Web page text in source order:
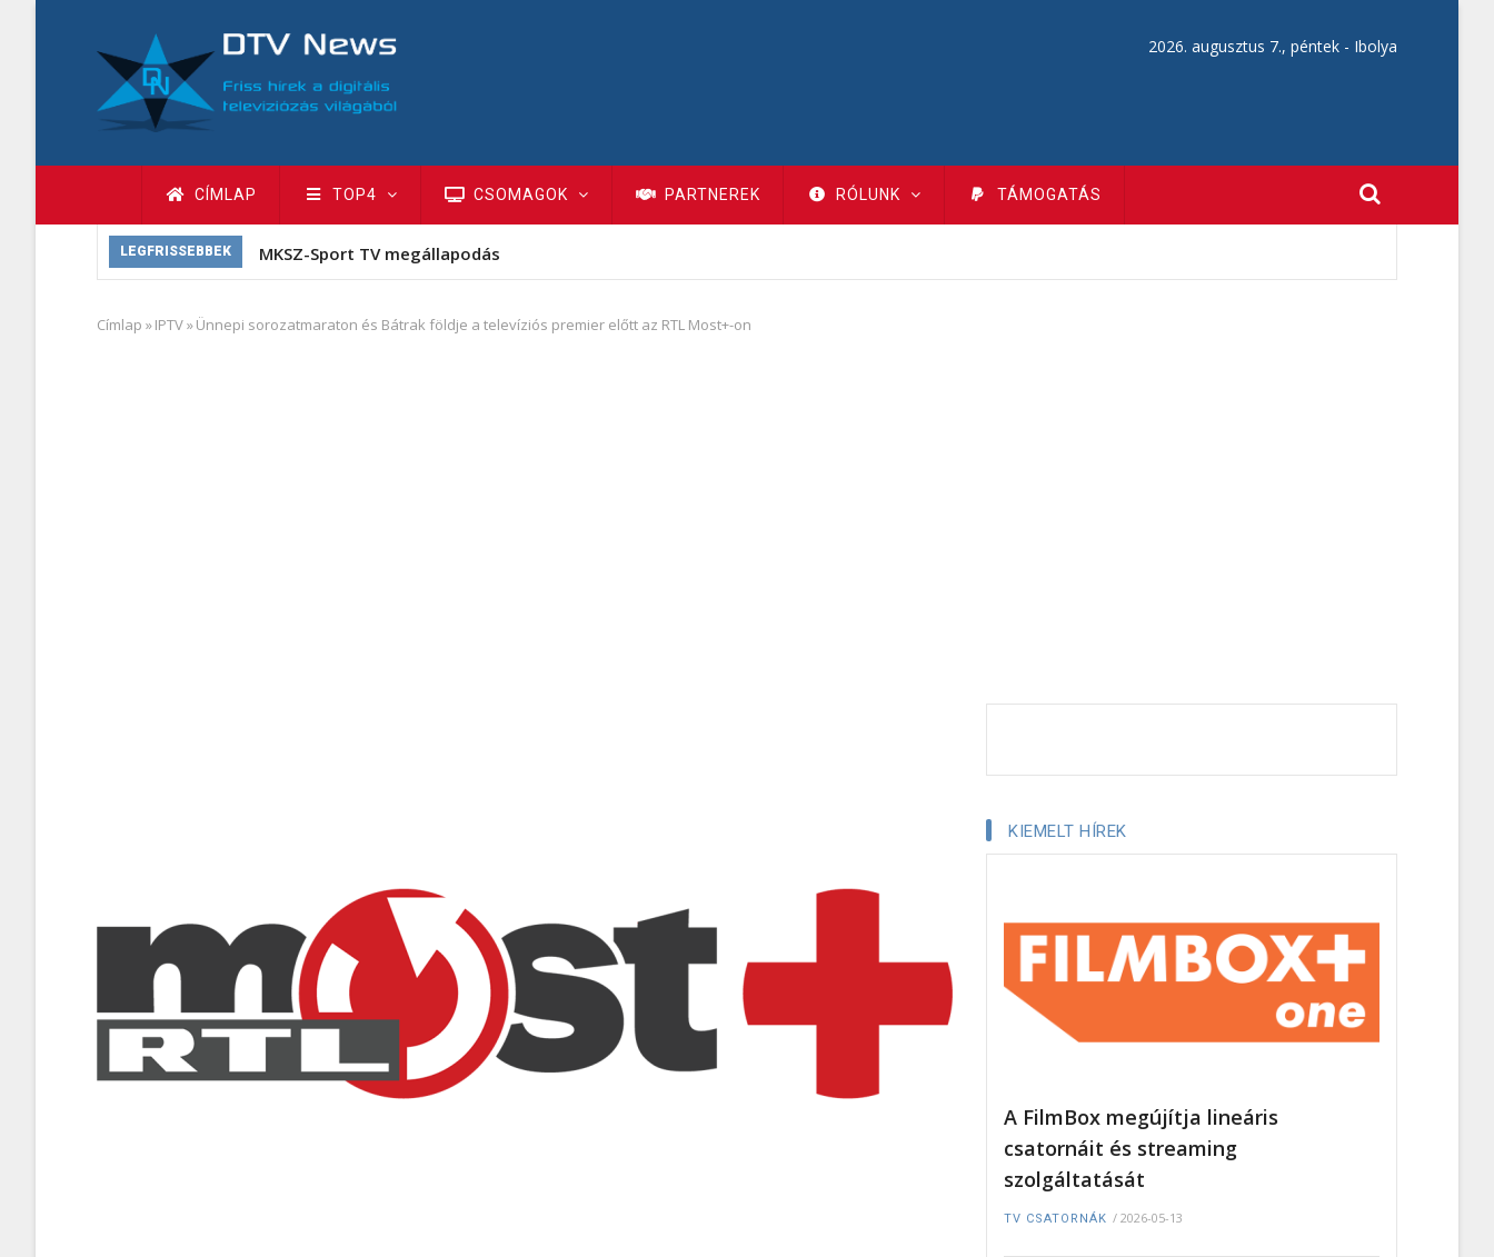
tartalomra
2026. augusztus 7., péntek - Ibolya
Fő
navigáció
CÍMLAP TOP4 CSOMAGOK PARTNEREK RÓLUNK TÁMOGATÁS
LEGFRISSEBBEK MKSZ-Sport TV megállapodás
Morzsa
Címlap »IPTV»Ünnepi sorozatmaraton és Bátrak földje a televíziós premier előtt az RTL Most+-on
KIEMELT HÍREK
A FilmBox megújítja lineáris
csatornáit és streaming
szolgáltatását
TV CSATORNÁK / 2026-05-13